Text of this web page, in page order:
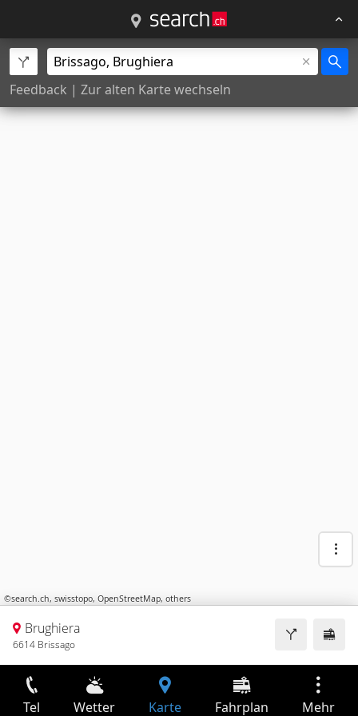
Feedback | Zur alten Karte wechseln
©search.ch, swisstopo, OpenStreetMap, others
Brughiera
6614 Brissago
Tel Wetter Karte Fahrplan Mehr